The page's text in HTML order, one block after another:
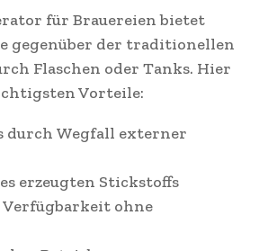
für Brauereien bietet
gegenüber der traditionellen
Flaschen oder Tanks. Hier
Vorteile:
durch Wegfall externer
erzeugten Stickstoffs
ohne